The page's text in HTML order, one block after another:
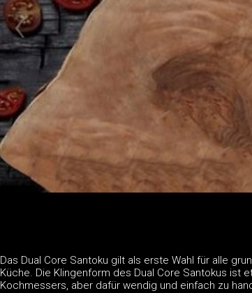
Das Dual Core Santoku gilt als erste Wahl für alle
Küche. Die Klingenform des Dual Core Santokus ist
Kochmessers, aber dafür wendig und einfach zu